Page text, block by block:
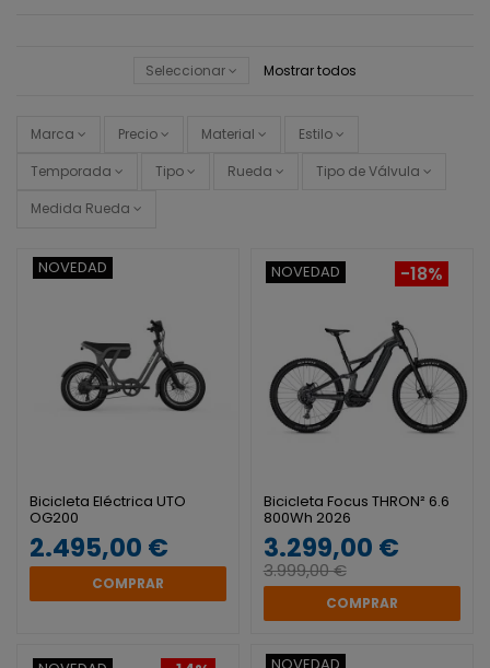
Seleccionar Mostrar todos
Marca Precio Material Estilo
Temporada Tipo Rueda Tipo de Válvula
Medida Rueda
NOVEDAD
Bicicleta Eléctrica UTO
OG200
2.495,00 €
COMPRAR
-18%
NOVEDAD
Bicicleta Focus THRON² 6.6
800Wh 2026
3.299,00 €
3.999,00 €
COMPRAR